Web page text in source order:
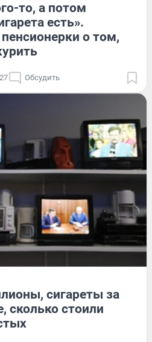
то, а потом
есть».
о том,
Обсудить
сигареты за
сколько стоили